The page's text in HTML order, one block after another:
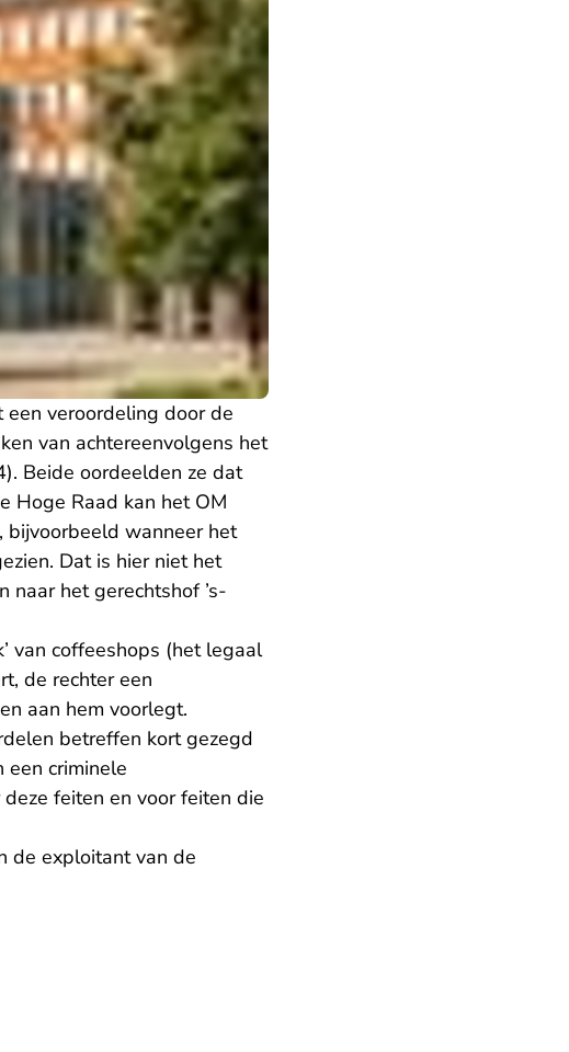
veroordeling door de
van achtereenvolgens het
Beide oordeelden ze dat
Hoge Raad kan het OM
bijvoorbeeld wanneer het
Dat is hier niet het
het gerechtshof ’s-
van coffeeshops (het legaal
de rechter een
aan hem voorlegt.
betreffen kort gezegd
criminele
feiten en voor feiten die
de exploitant van de